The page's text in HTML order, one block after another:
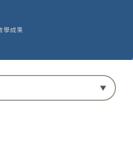
學成果